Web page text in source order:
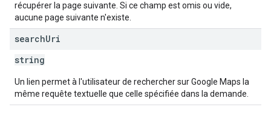
récupérer la page suivante. Si ce champ est omis ou vide,
aucune page suivante n'existe.
searchUri
string
Un lien permet à l'utilisateur de rechercher sur Google Maps la
même requête textuelle que celle spécifiée dans la demande.